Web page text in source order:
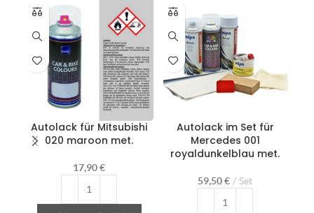
Autolack für Mitsubishi
020 maroon met.
17,90€
Autolack im Set für
Mercedes 001
royaldunkelblau met.
59,50€ Set